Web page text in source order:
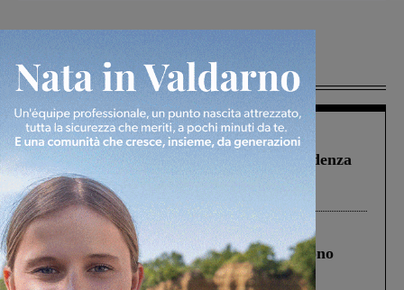
Più lette
Figline Incisa Valdarno 1 Agosto 2026
Piscina di Figline finanziata oltre la scadenza
Pnrr, il gruppo di Fratelli d’Italia: “Un
ringraziamento al Governo”
Cronaca 4 Agosto 2026
Un anno fa la strage in A1 in cui morirono
Gianni, Giulia e Franco. Lo schianto, il
processo, lo stop ai sorpassi fra tir....